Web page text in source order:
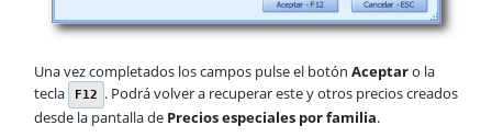
Una vez completados los campos pulse el botón Aceptaro la
tecla
F12
. Podrá volver a recuperar este y otros precios creados
desde la pantalla de Precios especiales por familia.